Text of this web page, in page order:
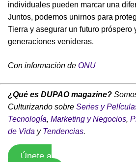
individuales pueden marcar una
Juntos, podemos unirnos para
Tierra y asegurar un futuro próspero
generaciones venideras.
Con información de ONU
¿Qué es DUPAO magazine?
Culturizando sobre Series y
Tecnología, Marketing y Negocios,
de Vida y Tendencias.
Únete a